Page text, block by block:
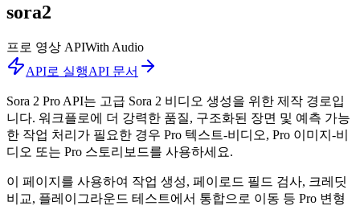
sora2
프로 영상 APIWith Audio
API로 실행API 문서
Sora 2 Pro API는 고급 Sora 2 비디오 생성을 위한 제작 경로입
니다. 워크플로에 더 강력한 품질, 구조화된 장면 및 예측 가능
한 작업 처리가 필요한 경우 Pro 텍스트-비디오, Pro 이미지-비
디오 또는 Pro 스토리보드를 사용하세요.
이 페이지를 사용하여 작업 생성, 페이로드 필드 검사, 크레딧
비교, 플레이그라운드 테스트에서 통합으로 이동 등 Pro 변형